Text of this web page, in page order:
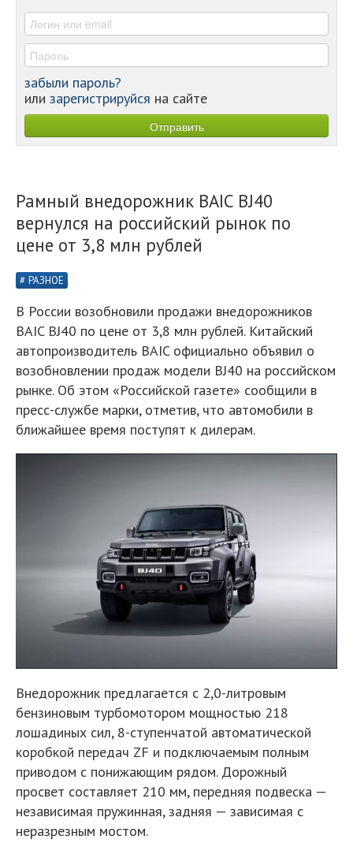
-
забыли пароль?
или зарегистрируйся на сайте
Рамный внедорожник BAIC BJ40
вернулся на российский рынок по
цене от 3,8 млн рублей
РАЗНОЕ
В России возобновили продажи внедорожников
BAIC BJ40 по цене от 3,8 млн рублей. Китайский
автопроизводитель BAIC официально объявил о
возобновлении продаж модели BJ40 на российском
рынке. Об этом «Российской газете» сообщили в
пресс-службе марки, отметив, что автомобили в
ближайшее время поступят к дилерам.
Внедорожник предлагается с 2,0-литровым
бензиновым турбомотором мощностью 218
лошадиных сил, 8-ступенчатой автоматической
коробкой передач ZF и подключаемым полным
приводом с понижающим рядом. Дорожный
просвет составляет 210 мм, передняя подвеска —
независимая пружинная, задняя — зависимая с
неразрезным мостом.